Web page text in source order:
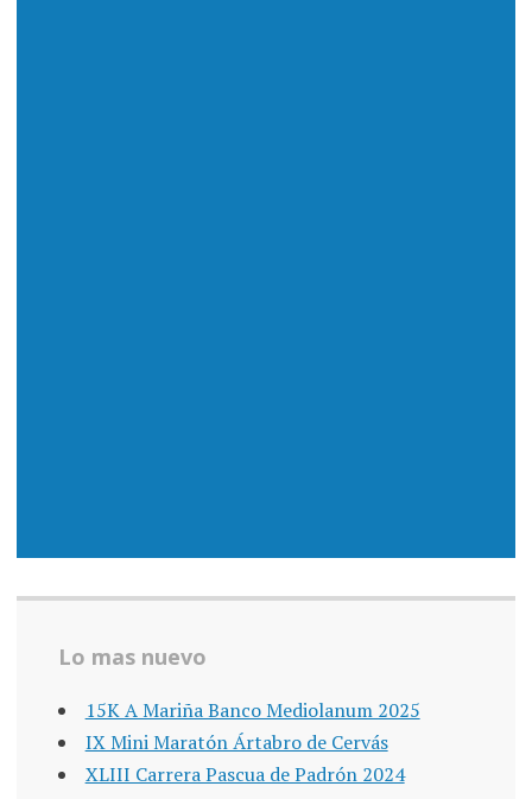
Lo mas nuevo
15K A Mariña Banco Mediolanum 2025
IX Mini Maratón Ártabro de Cervás
XLIII Carrera Pascua de Padrón 2024